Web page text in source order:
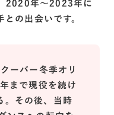
2020年〜2023年に
の出会いです。
ーバー冬季オリ
まで現役を続け
。その後、当時